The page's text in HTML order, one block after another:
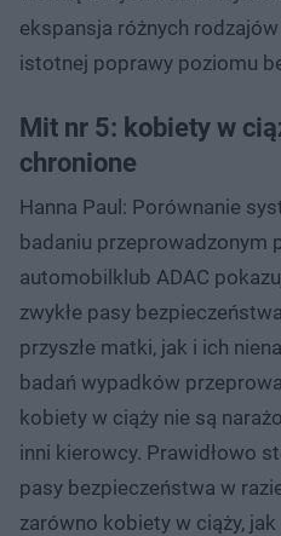
ekspansja różnych
istotnej poprawy poziomu
Mit nr 5: kobiety w
chronione
Hanna Paul: Porównanie
badaniu przeprowadzonym
automobilklub ADAC
zwykłe pasy
przyszłe matki, jak i ich
badań wypadków
kobiety w ciąży nie są
inni kierowcy. Prawidłowo
pasy bezpieczeństwa w
zarówno kobiety w ciąży,